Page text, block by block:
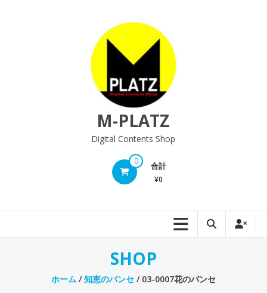
M-PLATZ
Digital Contents Shop
0 合計
¥0
SHOP
ホーム/知恵のパンセ / 03-0007花のパンセ